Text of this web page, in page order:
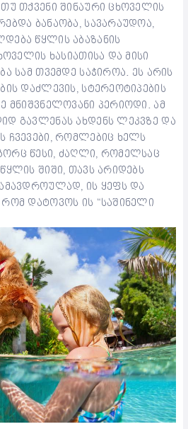
თქვენი შინაური ცხოველის
ბანაობა, სავარაუდოა,
წყლის აბაზანის
ხასიათისა და მისი
სამ თვემდე საჭიროა. ეს არის
დაძლევის, სტერეოტიპების
მნიშვნელოვანი პერიოდი. ამ
გავლენას ახდენს ლეკვზე და
ჩვევები, რომლებიც ხელს
წესი, ძაღლი, რომელსაც
შიში, თავს არიდებს
ის ყეფს და
დატოვოს ის “საშინელი